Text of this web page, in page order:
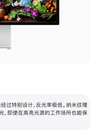
过特别设计，反光率极低。纳米纹理
，即使在高亮光源的工作场所也能保